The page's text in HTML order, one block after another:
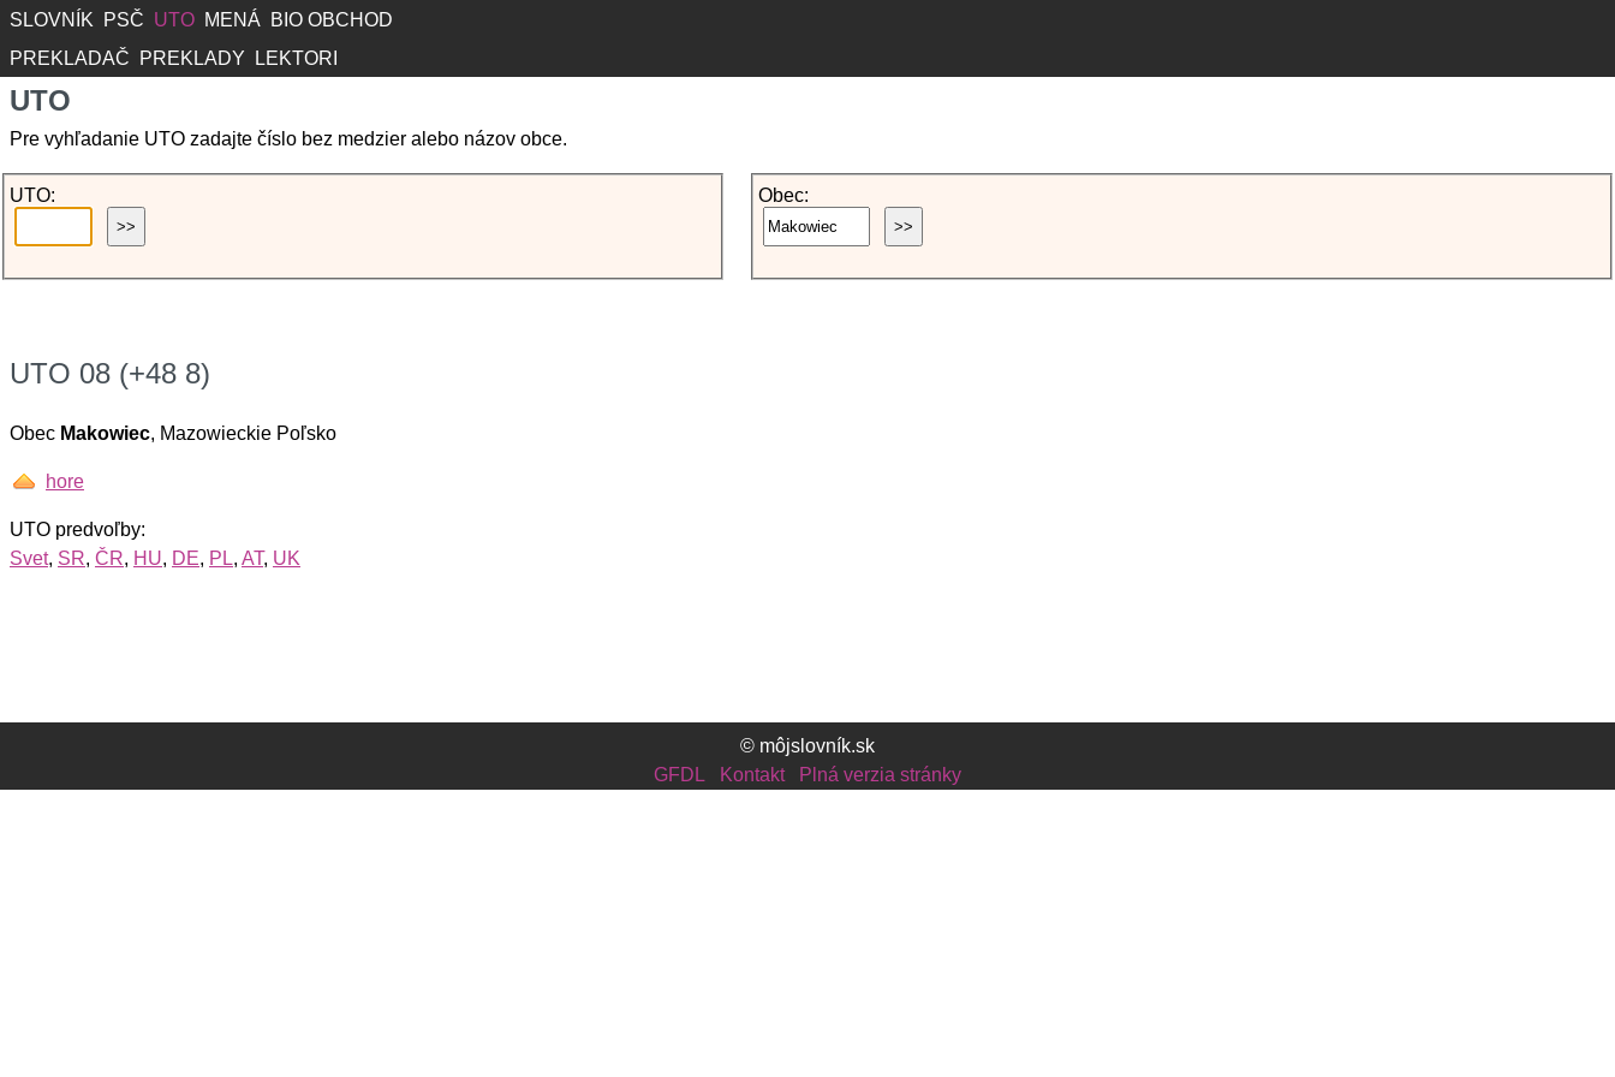
SLOVNÍK PSČ UTO MENÁ
BIO OBCHOD
PREKLADAČ
PREKLADY LEKTORI
UTO
Pre vyhľadanie UTO zadajte číslo bez medzier alebo názov obce.
UTO: Obec:
UTO 08 (+48 8)
Obec Makowiec, Mazowieckie Poľsko
hore
UTO predvoľby:
Svet, SR, ČR, HU, DE, PL, AT, UK
© môjslovník.sk
GFDL
Kontakt Plná verzia stránky